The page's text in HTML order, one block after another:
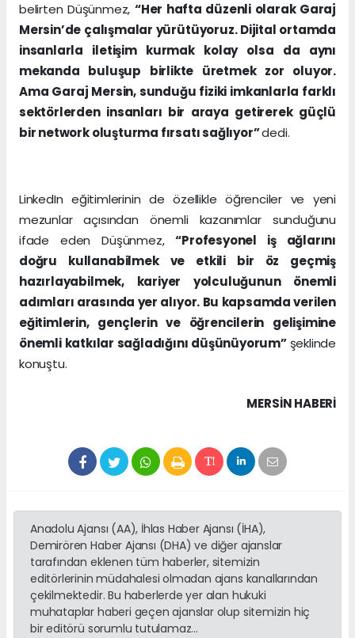
belirten Düşünmez, “Her hafta düzenli olarak Garaj
Mersin’de çalışmalar yürütüyoruz. Dijital ortamda
insanlarla iletişim kurmak kolay olsa da aynı
mekanda buluşup birlikte üretmek zor oluyor.
Ama Garaj Mersin, sunduğu fiziki imkanlarla farklı
sektörlerden insanları bir araya getirerek güçlü
bir network oluşturma fırsatı sağlıyor”dedi.
LinkedIn eğitimlerinin de özellikle öğrenciler ve yeni
mezunlar açısından önemli kazanımlar sunduğunu
ifade eden Düşünmez,“Profesyonel iş ağlarını
doğru kullanabilmek ve etkili bir öz geçmiş
hazırlayabilmek, kariyer yolculuğunun önemli
adımları arasında yer alıyor. Bu kapsamda verilen
eğitimlerin, gençlerin ve öğrencilerin gelişimine
önemli katkılar sağladığını düşünüyorum” şeklinde
konuştu.
MERSIN HABERİ
Anadolu Ajansı (AA), İhlas Haber Ajansı (İHA),
Demirören Haber Ajansı (DHA) ve diğer ajanslar
tarafından eklenen tüm haberler, sitemizin
editörlerinin müdahalesi olmadan ajans kanallarından
çekilmektedir. Bu haberlerde yer alan hukuki
muhataplar haberi geçen ajanslar olup sitemizin hiç
bir editörü sorumlu tutulamaz...